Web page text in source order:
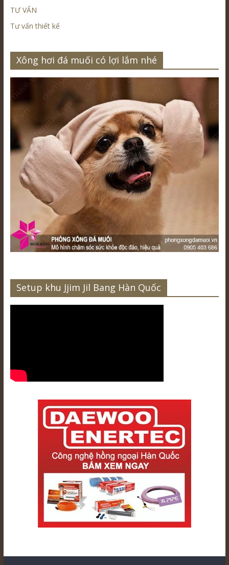
TƯ VẤN
Tư vấn thiết kế
Xông hơi đá muối có lợi lắm nhé
Setup khu Jjim Jil Bang Hàn Quốc